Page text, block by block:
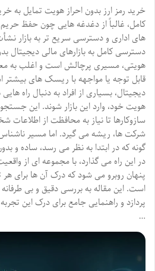
خرید رمز ارز بدون احراز هویت تمایل به
کامل، غالباً از دغدغه هایی چون حفظ
های اداری و دسترسی سریع تر به بازار
دسترسی کامل به بازارهای مالی دیجیتال
هویتی، مسیری پرچالش است و اغلب به
قابل توجه یا مواجهه با ریسک های
دیجیتال، بسیاری از افراد به دنبال راه
هویت خود، وارد این بازار شوند. این
سازوکارها تا نیاز به محافظت از اطلاعات
شرکت ها، ریشه می گیرد. اما مسیر ناشناس
گونه که در ابتدا به نظر می رسد، ساده
در این راه می گذارد، با مجموعه ای از
پنهان روبرو می شود که درک آن ها برای
است. این مقاله به بررسی دقیق و بی
پردازد و راهنمایی جامع برای درک این
…